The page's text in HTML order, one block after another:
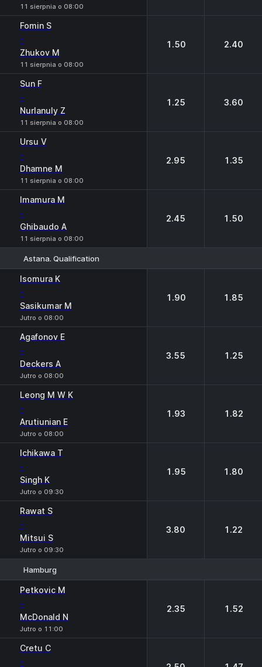
11 sierpnia o 08:00
Fomin S
-
Zhukov M
11 sierpnia o 08:00
1.50 2.40
Sun F
-
Nurlanuly Z
11 sierpnia o 08:00
1.25 3.60
Ursu V
-
Dhamne M
11 sierpnia o 08:00
2.95 1.35
Imamura M
-
Ghibaudo A
11 sierpnia o 08:00
2.45 1.50
Astana. Qualification
Isomura K
-
Sasikumar M
Jutro o 08:00
1.90 1.85
Agafonov E
-
Deckers A
Jutro o 08:00
3.55 1.25
Leong M W K
-
Arutiunian E
Jutro o 08:00
1.93 1.82
Ichikawa T
-
Singh K
Jutro o 09:30
1.95 1.80
Rawat S
-
Mitsui S
Jutro o 09:30
3.80 1.22
Hamburg
Petkovic M
-
McDonald N
Jutro o 11:00
2.35 1.52
Cretu C
-